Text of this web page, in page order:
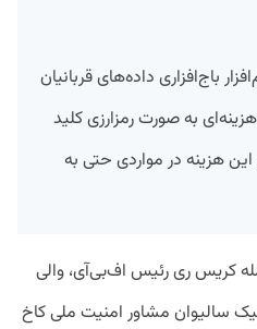
باج‌افزاری داده‌های قربانیان
به صورت رمزارزی کلید
این هزینه در مواردی حتی به
کریس ری رئیس اف‌بی‌آی، والی
سالیوان مشاور امنیت ملی کاخ